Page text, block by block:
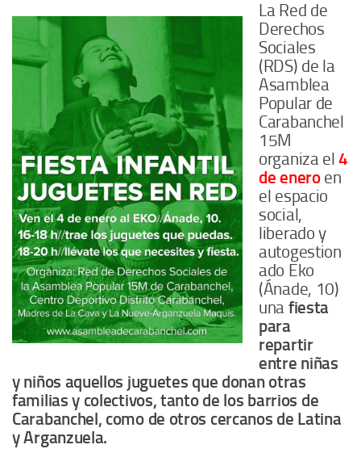
La Red de
Derechos
Sociales
(RDS) de la
Asamblea
Popular de
Carabanchel
15M
organiza el 4
de eneroen
el espacio
social,
liberado y
autogestion
ado Eko
(Ánade, 10)
una fiesta
para
repartir
entre niñas
y niños aquellos juguetes que donan otras
familias y colectivos, tanto de los barrios de
Carabanchel, como de otros cercanos de Latina
y Arganzuela.